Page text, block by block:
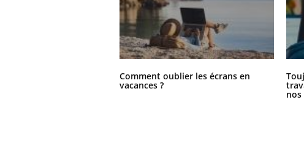
Comment oublier les écrans en
vacances ?
nos